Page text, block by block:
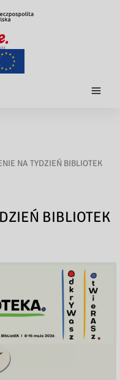
NA TYDZIEŃ BIBLIOTEK
BIBLIOTEK